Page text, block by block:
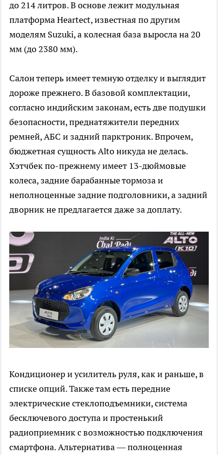
до 214 литров. В основе лежит модульная
платформа Heartect, известная по другим
моделям Suzuki, а колесная база выросла на 20
мм (до 2380 мм).
Салон теперь имеет темную отделку и выглядит
дороже прежнего. В базовой комплектации,
согласно индийским законам, есть две подушки
безопасности, преднатяжители передних
ремней, АБС и задний парктроник. Впрочем,
бюджетная сущность Alto никуда не делась.
Хэтчбек по-прежнему имеет 13-дюймовые
колеса, задние барабанные тормоза и
неполноценные задние подголовники, а задний
дворник не предлагается даже за доплату.
Кондиционер и усилитель руля, как и раньше, в
списке опций. Также там есть передние
электрические стеклоподъемники, система
бесключевого доступа и простенький
радиоприемник с возможностью подключения
смартфона. Альтернатива — полноценная